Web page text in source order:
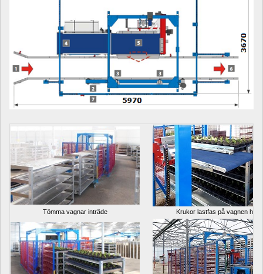
Tömma vagnar inträde Krukor lastfas på vagnen